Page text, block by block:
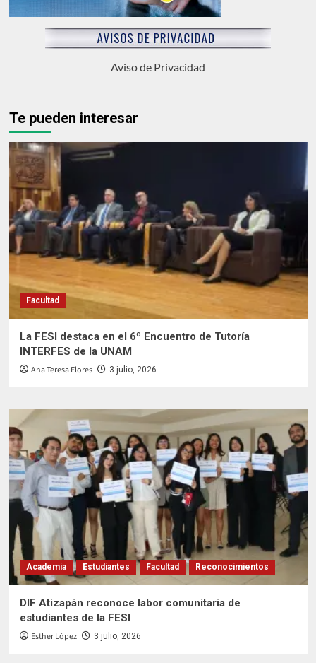
Aviso de Privacidad
Te pueden interesar
Facultad
La FESI destaca en el 6º Encuentro de Tutoría
INTERFES de la UNAM
Ana Teresa Flores 3 julio, 2026
Academia Estudiantes Facultad Reconocimientos
DIF Atizapán reconoce labor comunitaria de
estudiantes de la FESI
Esther López 3 julio, 2026